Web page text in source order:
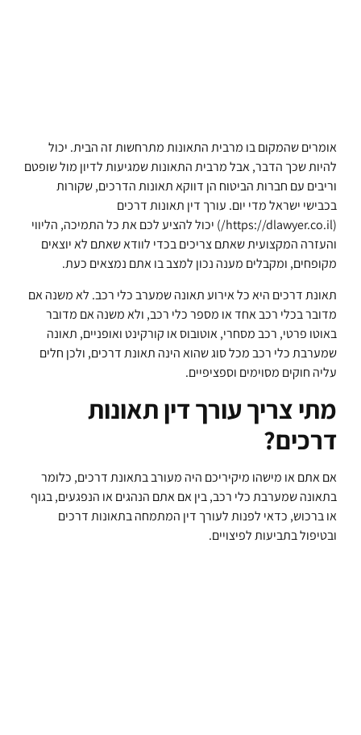
אומרים שהמקום בו מרבית התאונות מתרחשות זה הבית. יכול
להיות שכך הדבר, אבל מרבית התאונות שמגיעות לדיון מול שופטם
וריבים עם חברות הביטוח הן דווקא תאונות הדרכים, שקורות
בכבישי ישראל מדי יום. עורך דין תאונות דרכים
(https://dlawyer.co.il/) יכול להציע לכם את כל התמיכה, הליווי
והעזרה המקצועית שאתם צריכים בכדי לוודא שאתם לא יוצאים
מקופחים, ומקבלים מענה נכון למצב בו אתם נמצאים כעת.
תאונת דרכים היא כל אירוע תאונה שמערב כלי רכב. לא משנה אם
מדובר בכלי רכב אחד או מספר כלי רכב, ולא משנה אם מדובר
באוטו פרטי, רכב מסחרי, אוטובוס או קורקינט ואופניים, תאונה
שמערבת כלי רכב מכל סוג שהוא הינה תאונת דרכים, ולכן חלים
עליה חוקים מסוימים וספציפיים.
מתי צריך עורך דין תאונות
דרכים?
אם אתם או מישהו מיקיריכם היה מעורב בתאונת דרכים, כלומר
בתאונה שמערבת כלי רכב, בין אם אתם הנהגים או הנפגעים, בגוף
או ברכוש, כדאי לפנות לעורך דין המתמחה בתאונות דרכים
ובטיפול בתביעות לפיצויים.